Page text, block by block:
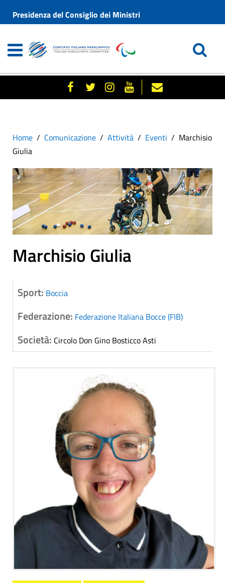
Presidenza del Consiglio dei Ministri
Home Comunicazione Attività Eventi
Marchisio
Giulia
Marchisio Giulia
Sport: Boccia
Federazione: Federazione Italiana Bocce (FIB)
Società: Circolo Don Gino Bosticco Asti